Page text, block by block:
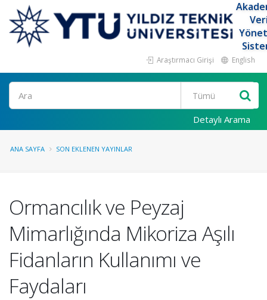
Araştırmacı Girişi English
Ara
Detaylı Arama
ANA SAYFA SON EKLENEN YAYINLAR
Ormancılık ve Peyzaj
Mimarlığında Mikoriza Aşılı
Fidanların Kullanımı ve
Faydaları